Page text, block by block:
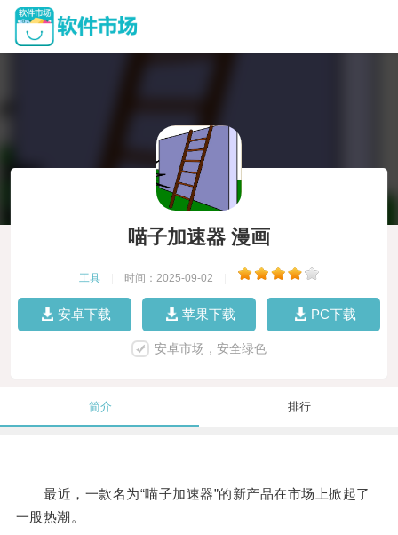
喵子加速器 漫画
工具 时间：2025-09-02
安卓下载 苹果下载 PC下载
安卓市场，安全绿色
简介 排行
最近，一款名为“喵子加速器”的新产品在市场上掀起了
一股热潮。